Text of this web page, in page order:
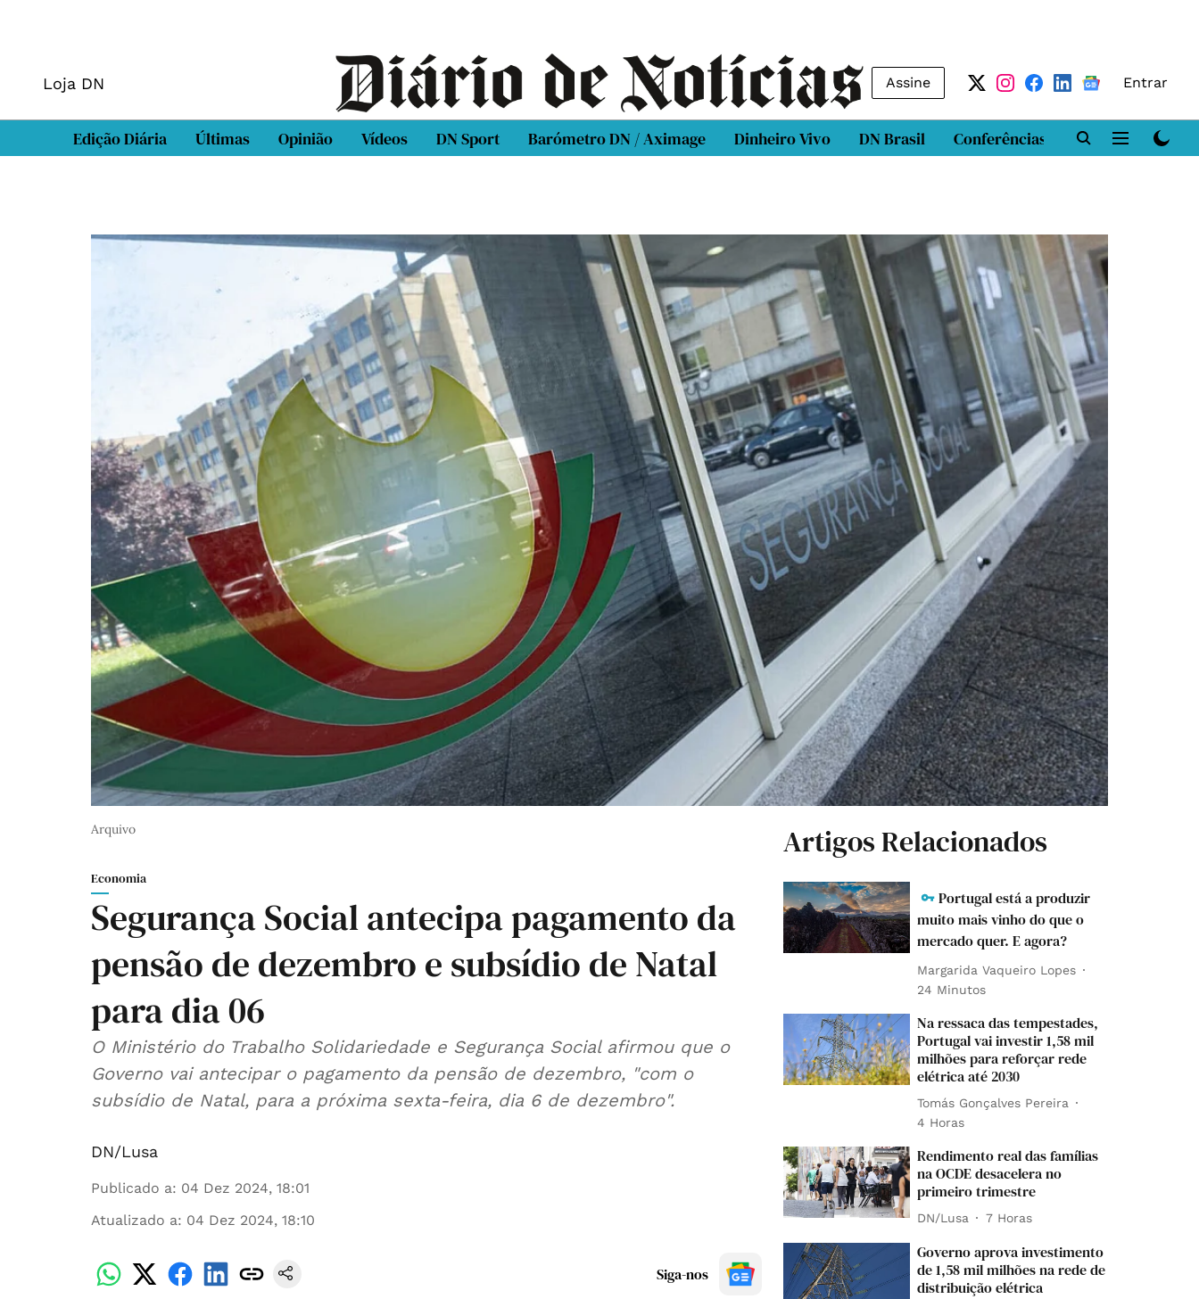
Loja DN Assine Entrar
Edição Diária Últimas Opinião Vídeos DN Sport Barómetro DN / Aximage Dinheiro Vivo DN Brasil Conferências DN LAB
Arquivo
Economia
Segurança Social antecipa pagamento da
pensão de dezembro e subsídio de Natal
para dia 06
O Ministério do Trabalho Solidariedade e Segurança Social afirmou que o
Governo vai antecipar o pagamento da pensão de dezembro, "com o
subsídio de Natal, para a próxima sexta-feira, dia 6 de dezembro".
DN/Lusa
Publicado a: 04 Dez 2024, 18:01
Atualizado a: 04 Dez 2024, 18:10
Siga-nos
Artigos Relacionados
Portugal está a produzir
muito mais vinho do que o
mercado quer. E agora?
Margarida Vaqueiro Lopes
24 Minutos
Na ressaca das tempestades,
Portugal vai investir 1,58 mil
milhões para reforçar rede
elétrica até 2030
Tomás Gonçalves Pereira
4 Horas
Rendimento real das famílias
na OCDE desacelera no
primeiro trimestre
DN/Lusa 7 Horas
Governo aprova investimento
de 1,58 mil milhões na rede de
distribuição elétrica